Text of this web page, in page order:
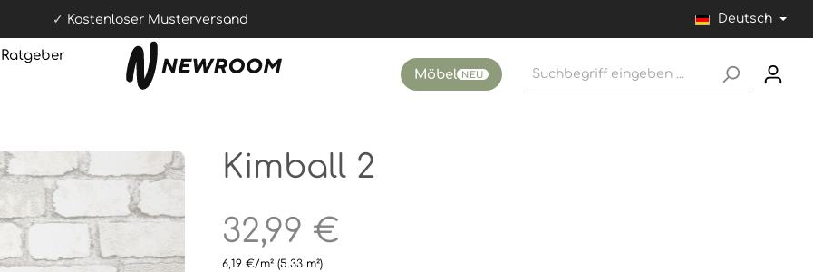
Kostenloser Musterversand Deutsch
Ratgeber
Möbel NEU
Kimball 2
32,99 €
6,19 €/m² (5.33 m²)